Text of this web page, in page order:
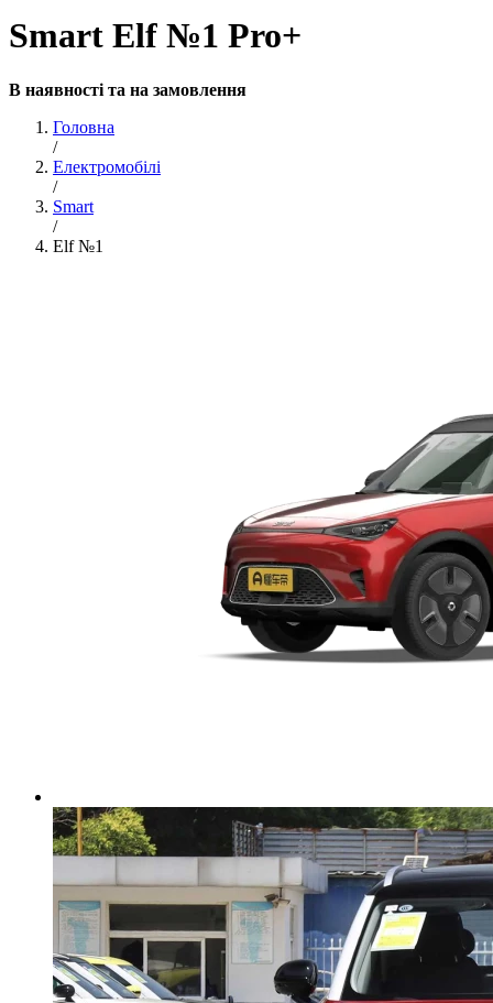
Smart Elf №1 Pro+
В наявності та на замовлення
Головна
/
Електромобілі
/
Smart
/
Elf №1